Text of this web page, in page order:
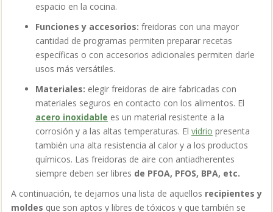
espacio en la cocina.
Funciones y accesorios: freidoras con una mayor
cantidad de programas permiten preparar recetas
específicas o con accesorios adicionales permiten darle
usos más versátiles.
Materiales: elegir freidoras de aire fabricadas con
materiales seguros en contacto con los alimentos. El
acero inoxidable es un material resistente a la
corrosión y a las altas temperaturas. El vidrio presenta
también una alta resistencia al calor y a los productos
químicos. Las freidoras de aire con antiadherentes
siempre deben ser libres de PFOA, PFOS, BPA, etc.
A continuación, te dejamos una lista de aquellos recipientes y
moldes que son aptos y libres de tóxicos y que también se